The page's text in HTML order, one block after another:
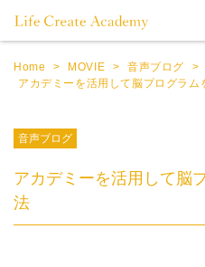
Home > MOVIE > 音声ブログ
>
アカデミーを活用して脳プログラム
音声ブログ
アカデミーを活用して脳
法